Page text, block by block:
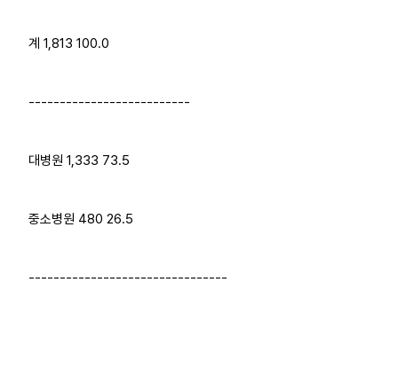
계 1,813 100.0
--------------------------
대병원 1,333 73.5
중소병원 480 26.5
--------------------------------